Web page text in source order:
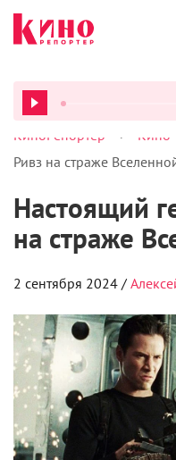
ВСЕ ПОДКАСТЫ
КиноРепортер > Кино
Ривз на страже
Настоящий
на страже
2 сентября 2024 /